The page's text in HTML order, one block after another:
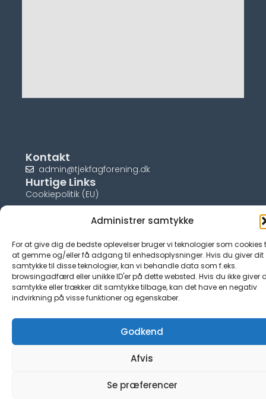
Administrer samtykke
For at give dig de bedste oplevelser bruger vi teknologier som cookies
at gemme og/eller få adgang til enhedsoplysninger. Hvis du giver dit
samtykke til disse teknologier, kan vi behandle data som f.eks.
browsingadfærd eller unikke ID'er på dette websted. Hvis du ikke giver
samtykke eller trækker dit samtykke tilbage, kan det have en negativ
indvirkning på visse funktioner og egenskaber.
Godkend
Afvis
Se præferencer
Kontakt
admin@tjekfagforening.dk
Hurtige Links
Cookiepolitik (EU)
© tjek-fagforening.dk